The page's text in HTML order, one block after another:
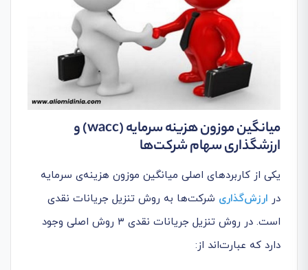
میانگین موزون هزینه سرمایه(wacc) و
ارزشگذاری سهام شرکت‌ها
یکی از کاربردهای اصلی میانگین موزون هزینه‌ی سرمایه
در ارزش‌گذاری شرکت‌ها به روش تنزیل جریانات نقدی
است. در روش تنزیل جریانات نقدی ۳ روش اصلی وجود
دارد که عبارت‌اند از: